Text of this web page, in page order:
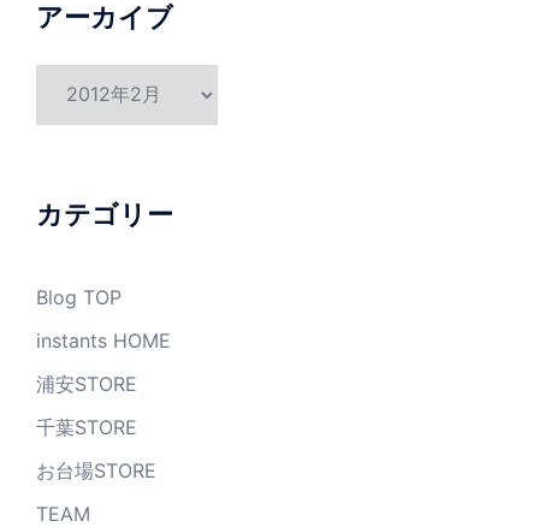
アーカイブ
ブ
カテゴリー
Blog TOP
instants HOME
浦安STORE
千葉STORE
お台場STORE
TEAM